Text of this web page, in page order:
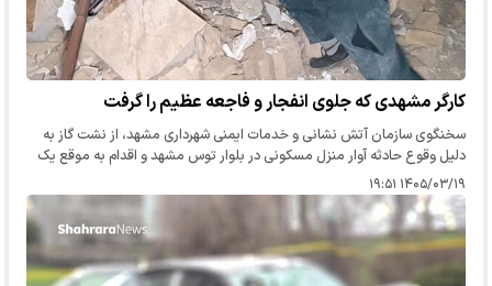
کارگر مشهدی که جلوی انفجار و فاجعه عظیم را گرفت
سخنگوی سازمان آتش نشانی و خدمات ایمنی شهرداری مشهد، از نشت گاز به
دلیل وقوع حادثه آوار منزل مسکونی در بلوار توس مشهد و اقدام به موقع یک
کارگر مشهدی خبر داد.
۱۴۰۵/۰۳/۱۹ ۱۹:۵۱